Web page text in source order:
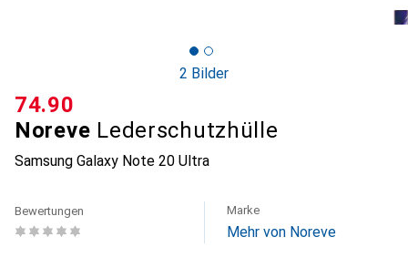
2 Bilder
Noreve Lederschutzhülle
Samsung Galaxy Note 20 Ultra
CHF
74.90
Bewertungen Marke
Mehr von Noreve